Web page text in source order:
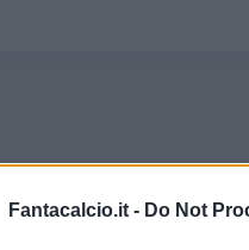
Fantacalcio.it - Do Not